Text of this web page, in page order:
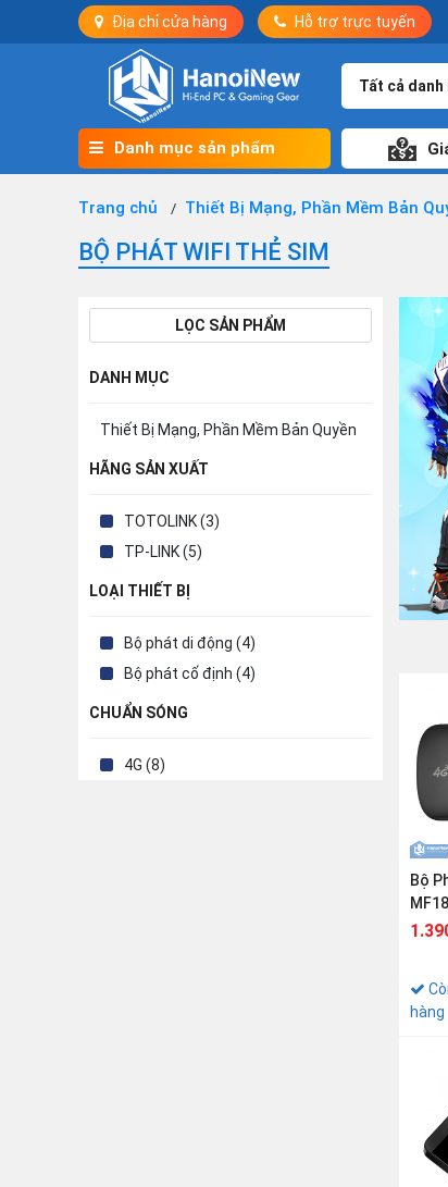
Địa chỉ cửa hàng Hỗ trợ trực tuyến
Danh mục sản phẩm
Trang chủ Thiết Bị Mạng, Phần Mềm Bản
BỘ PHÁT WIFI THẺ SIM
LỌC SẢN PHẨM
DANH MỤC
Thiết Bị Mạng, Phần Mềm Bản Quyền
HÃNG SẢN XUẤT
TOTOLINK (3)
TP-LINK (5)
LOẠI THIẾT BỊ
Bộ phát di động (4)
Bộ phát cố định (4)
CHUẨN SÓNG
4G (8)
Bộ
hàng